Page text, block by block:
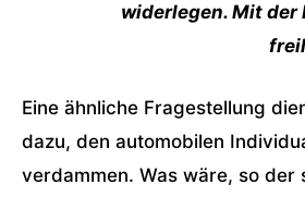
widerlegen. Mit der
Eine ähnliche Fragestellung
dazu, den automobilen
verdammen. Was wäre, so der